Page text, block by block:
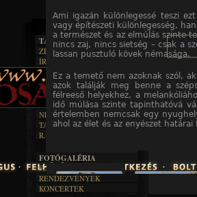
Ami igazán különlegessé teszi
vagy építészeti különlegesség,
a természet és az elmúlás szinte
nincs zaj, nincs sietség – csak a
lassan pusztuló kövek némasága.
Ez a temető nem azoknak szól,
azok találják meg benne a
félreeső helyekhez, a
idő múlása szinte tapinthatóvá
értelemben nemcsak egy
ahol az élet és az enyészet
TAJTÉKOS LAPOK
ZENE
INTERJÚK
FORDÍTÁSOK
DALSZÖVEGEK
ÍRÁSOK
IRODALOM
FILM
MŰVÉSZET
ÍRÁSTÖRTÉNET
BOSZORKÁNYKONYHA
FEKETE HUMOR
KÉPES
SZÖVEGES
RENDEZVÉNYEK
NEKROMANTIKA
AKTUÁLIS
TAJTÉKOS NAPOK
R.I.P.
FOTÓGALÉRIA
FESZTIVÁLOK
RENDEZVÉNYEK
KONCERTEK